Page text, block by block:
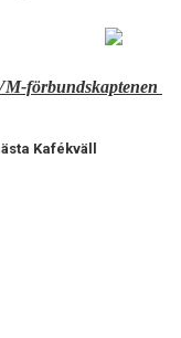
förbundskaptenen
Kafékväll